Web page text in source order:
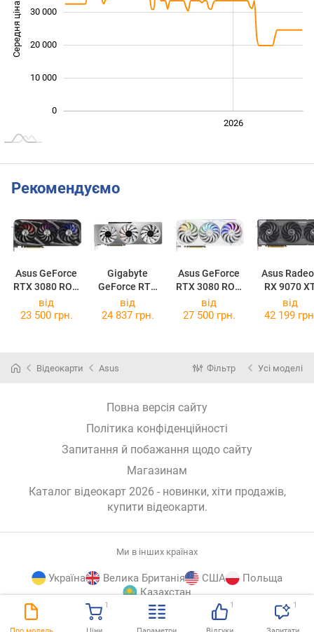
1 1 1
Середня ціна
0
10 000
20 000
30 000
2026
Рекомендуємо
Asus GeForce
RTX 3080 ROG
Strix V2
Gaming OC
Gigabyte
GeForce RTX
3080 VISION
OC LHR 10G
Asus GeForce
RTX 3080 ROG
STRIX Strix OC
White
Asus
RX 9070
TUF
OC 16GB
від
23 500 грн.
від
24 837 грн.
від
27 500 грн.
від
42 199
Відеокарти Asus Фільтр Усі моделі
Повна версія сайту
Політика конфіденційності
Запитання й побажання щодо сайту
Магазинам
Каталог відеокарт 2026 - новинки, хіти продажів,
купити відеокарти.
Ми в інших країнах
Україна Велика Британія США
Польща
Казахстан